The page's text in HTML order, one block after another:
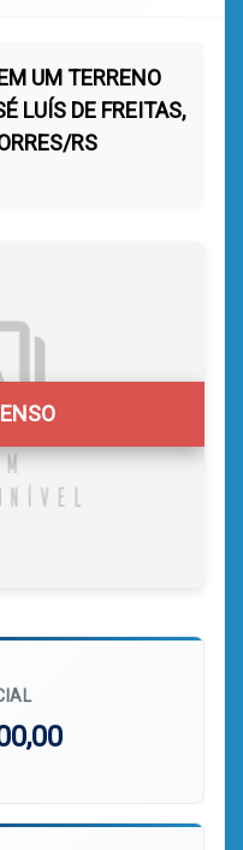
UM TERRENO
LUÍS DE FREITAS,
RS